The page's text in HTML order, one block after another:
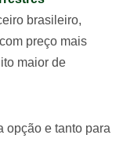
brasileiro,
preço mais
maior de
opção e tanto para